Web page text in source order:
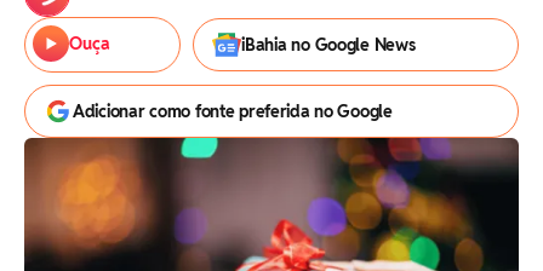
Ouça iBahia no Google News
Adicionar como fonte preferida no Google